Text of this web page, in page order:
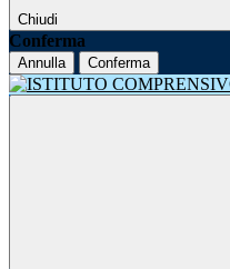
Chiudi
Conferma
Annulla Conferma